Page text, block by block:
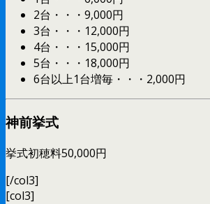
2台・・・9,000円
3台・・・12,000円
4台・・・15,000円
5台・・・18,000円
6台以上1台増毎・・・2,000円
神前挙式
挙式初穂料50,000円
[/col3]
[col3]